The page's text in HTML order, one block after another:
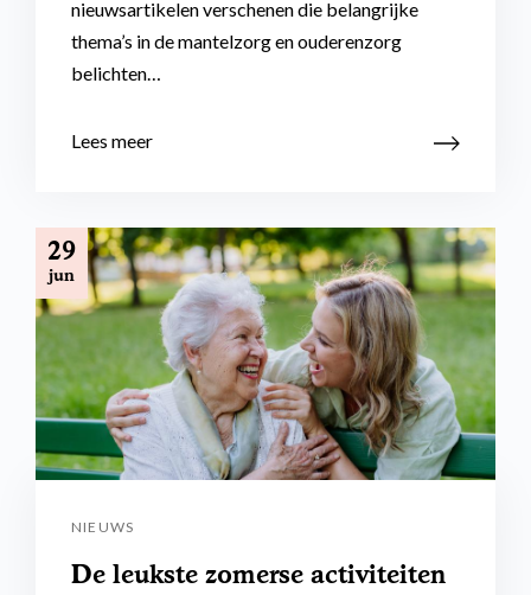
nieuwsartikelen verschenen die belangrijke
thema’s in de mantelzorg en ouderenzorg
belichten…
Lees meer
29
jun
NIEUWS
De leukste zomerse activiteiten